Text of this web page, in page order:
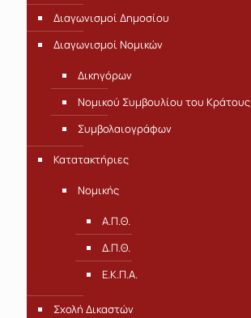
Διαγωνισμοί Δημοσίου
Διαγωνισμοί Νομικών
Δικηγόρων
Νομικού Συμβουλίου του Κράτους
Συμβολαιογράφων
Κατατακτήριες
Νομικής
Α.Π.Θ.
Δ.Π.Θ.
Ε.Κ.Π.Α.
Σχολή Δικαστών